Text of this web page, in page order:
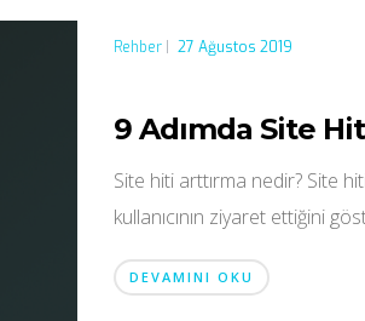
Rehber | 27 Ağustos 2019
9 Adımda Site
Site hiti arttırma nedir? Site
kullanıcının ziyaret ettiğini
DEVAMINI OKU